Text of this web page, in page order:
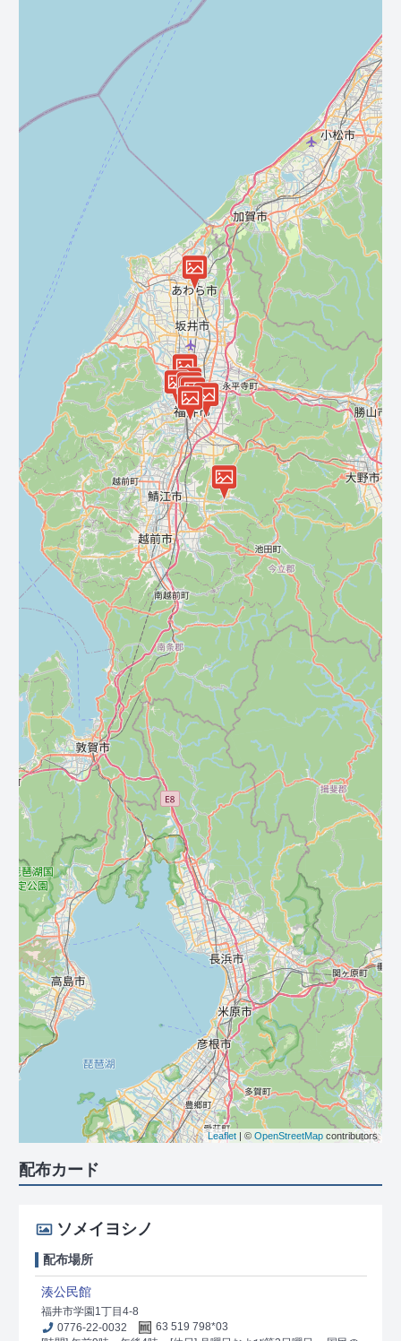
Leaflet | © OpenStreetMap contributors
配布カード
ソメイヨシノ
配布場所
湊公民館
福井市学園1丁目4-8
0776-22-0032
63 519 798*03